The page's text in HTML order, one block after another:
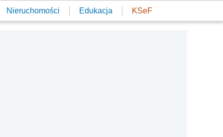
Nieruchomości Edukacja KSeF